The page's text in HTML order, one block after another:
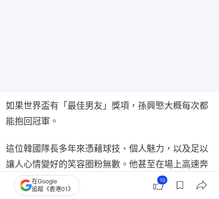
如果世界盃有「最佳男友」獎項，孫興慜大概每次都
能抱回冠軍。
這位韓國隊長多年來憑藉球技、個人魅力，以及足以
讓人心情變好的笑容圈粉無數。他甚至在場上高速奔
跑、把後衛甩在身後時，依然能維持帥氣模樣，實在
令人羨慕。
在Google
追蹤《香港01》
10